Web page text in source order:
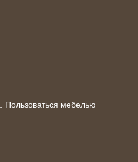
. Пользоваться мебелью